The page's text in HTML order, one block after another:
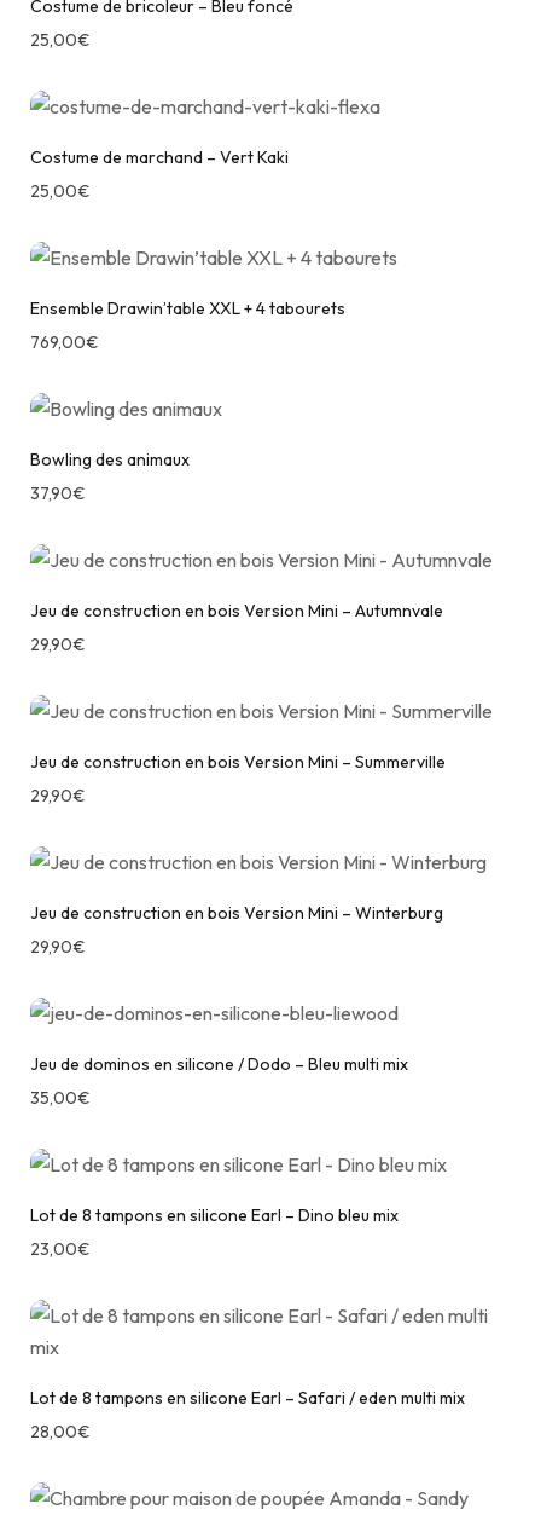
Costume de bricoleur – Bleu foncé
25,00€
Costume de marchand – Vert Kaki
25,00€
Ensemble Drawin’table XXL + 4 tabourets
769,00€
Bowling des animaux
37,90€
Jeu de construction en bois Version Mini – Autumnvale
29,90€
Jeu de construction en bois Version Mini – Summerville
29,90€
Jeu de construction en bois Version Mini – Winterburg
29,90€
Jeu de dominos en silicone / Dodo – Bleu multi mix
35,00€
Lot de 8 tampons en silicone Earl – Dino bleu mix
23,00€
Lot de 8 tampons en silicone Earl – Safari / eden multi mix
28,00€